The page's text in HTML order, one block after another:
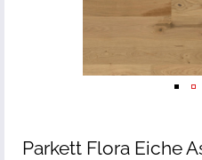
Parkett Flora Eiche